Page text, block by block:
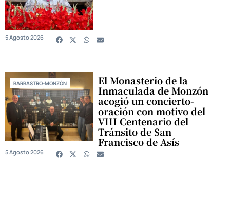
5 Agosto 2026
BARBASTRO-MONZÓN El Monasterio de la
Inmaculada de Monzón
acogió un concierto-
oración con motivo del
VIII Centenario del
Tránsito de San
Francisco de Asís
5 Agosto 2026